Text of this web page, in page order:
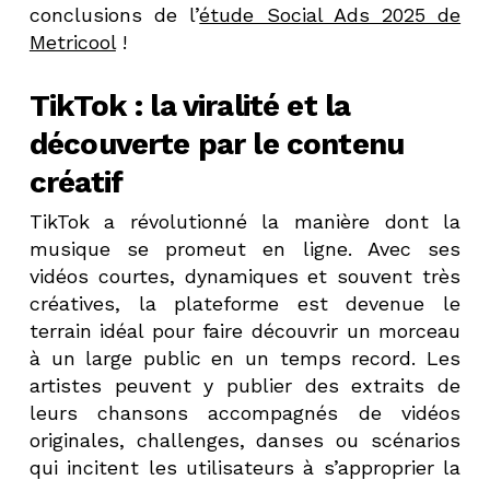
conclusions de l’étude Social Ads 2025 de
Metricool!
TikTok : la viralité et la
découverte par le contenu
créatif
TikTok a révolutionné la manière dont la
musique se promeut en ligne. Avec ses
vidéos courtes, dynamiques et souvent très
créatives, la plateforme est devenue le
terrain idéal pour faire découvrir un morceau
à un large public en un temps record. Les
artistes peuvent y publier des extraits de
leurs chansons accompagnés de vidéos
originales, challenges, danses ou scénarios
qui incitent les utilisateurs à s’approprier la